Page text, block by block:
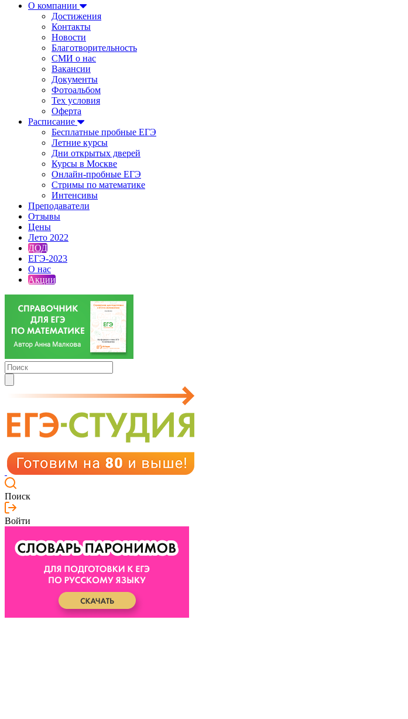
О компании
Достижения
Контакты
Новости
Благотворительность
СМИ о нас
Вакансии
Документы
Фотоальбом
Тех условия
Оферта
Расписание
Бесплатные пробные ЕГЭ
Летние курсы
Дни открытых дверей
Курсы в Москве
Онлайн-пробные ЕГЭ
Стримы по математике
Интенсивы
Преподаватели
Отзывы
Цены
Лето 2022
ДОД
ЕГЭ-2023
О нас
Акции
Поиск
Войти